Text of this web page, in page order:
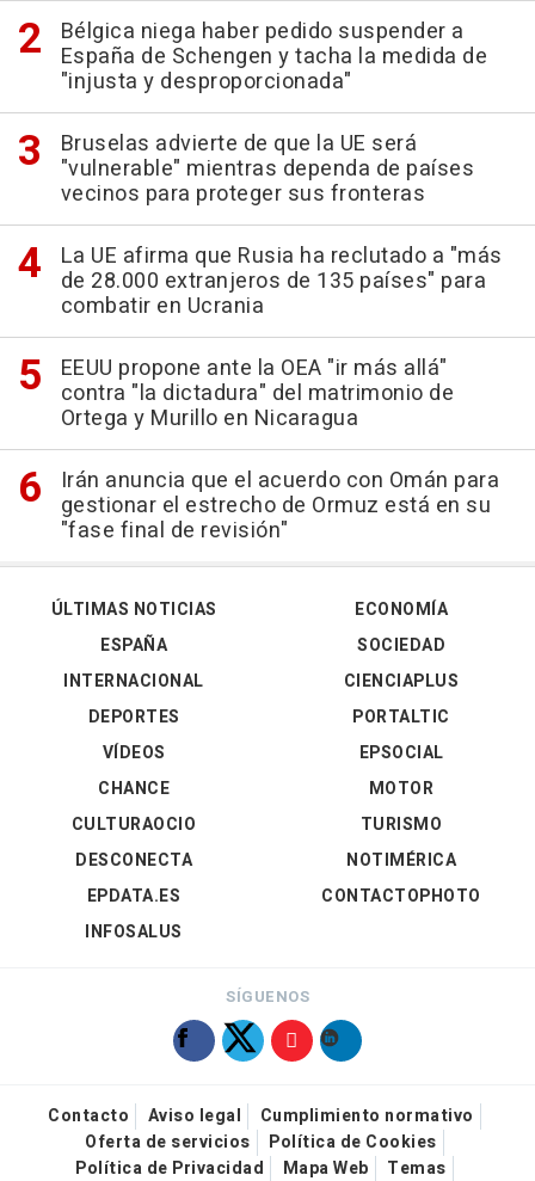
Bélgica niega haber pedido suspender a
España de Schengen y tacha la medida de
"injusta y desproporcionada"
Bruselas advierte de que la UE será
"vulnerable" mientras dependa de países
vecinos para proteger sus fronteras
La UE afirma que Rusia ha reclutado a "más
de 28.000 extranjeros de 135 países" para
combatir en Ucrania
EEUU propone ante la OEA "ir más allá"
contra "la dictadura" del matrimonio de
Ortega y Murillo en Nicaragua
Irán anuncia que el acuerdo con Omán para
gestionar el estrecho de Ormuz está en su
"fase final de revisión"
ÚLTIMAS NOTICIAS
ESPAÑA
INTERNACIONAL
DEPORTES
VÍDEOS
ECONOMÍA
SOCIEDAD
CIENCIAPLUS
PORTALTIC
EPSOCIAL
CHANCE
CULTURAOCIO
DESCONECTA
EPDATA.ES
INFOSALUS
MOTOR
TURISMO
NOTIMÉRICA
CONTACTOPHOTO
SÍGUENOS
Contacto Aviso legal
Cumplimiento normativo
Oferta de servicios
Política de Cookies
Política de Privacidad
Mapa Web Temas